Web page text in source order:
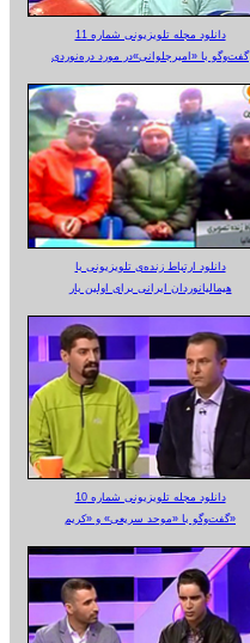
دانلود مجله تلویزیونی شماره 11
گفت‌وگو با «امیرجلوانی»در مورد دره‌نوردی
دانلود ارتباط زنده‌ی تلویزیونی‌ با
هیمالیانوردان ایرانی برای اولین بار
دانلود مجله تلویزیونی شماره 10
گفت‌وگو با «موحد سریعی» و «کریم»